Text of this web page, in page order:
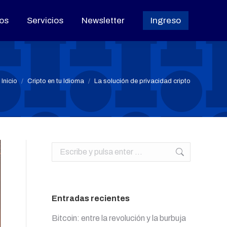
Servicios Newsletter Ingreso
Estás aquí:
Inicio Cripto en tu Idioma La solución de privacidad cripto
Buscar:
Entradas recientes
Bitcoin: entre la revolución y la burbuja
Servicios Newsletter Ingreso